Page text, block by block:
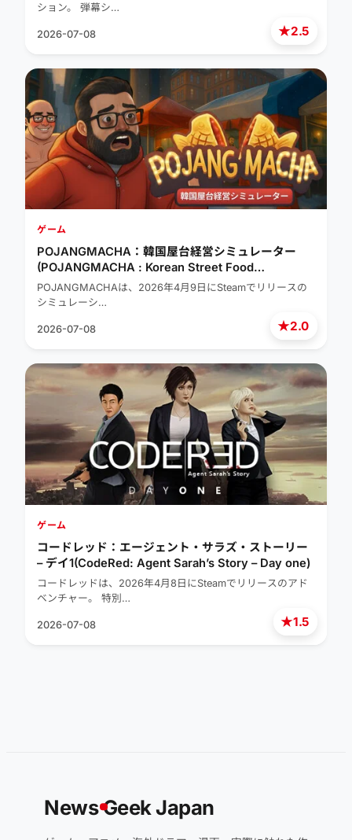
★2.5
ション。 弾幕シ…
2026-07-08
★2.0
ゲーム
POJANGMACHA：韓国屋台経営シミュレーター
(POJANGMACHA : Korean Street Food
Management Simulator)
POJANGMACHAは、2026年4月9日にSteamでリリースの
シミュレーシ…
2026-07-08
★1.5
ゲーム
コードレッド：エージェント・サラズ・ストーリー
– デイ1(CodeRed: Agent Sarah’s Story – Day one)
コードレッドは、2026年4月8日にSteamでリリースのアド
ベンチャー。 特別…
2026-07-08
NewsGeek Japan